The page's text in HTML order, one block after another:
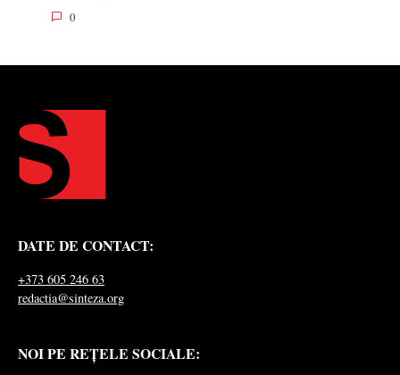
0
DATE DE CONTACT:
+373 605 246 63
redactia@sinteza.org
NOI PE REȚELE SOCIALE: